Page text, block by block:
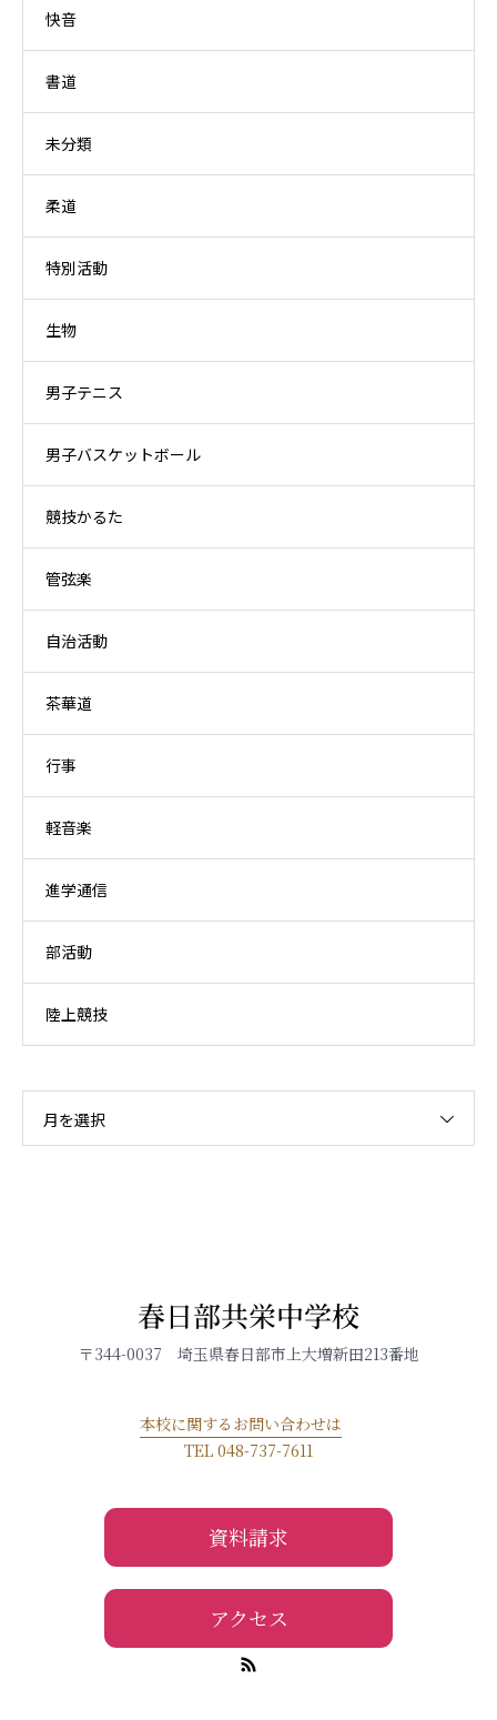
快音
書道
未分類
柔道
特別活動
生物
男子テニス
男子バスケットボール
競技かるた
管弦楽
自治活動
茶華道
行事
軽音楽
進学通信
部活動
陸上競技
月を選択
春日部共栄中学校
〒344-0037 埼玉県春日部市上大増新田213番地
本校に関するお問い合わせは
TEL 048-737-7611
資料請求
アクセス